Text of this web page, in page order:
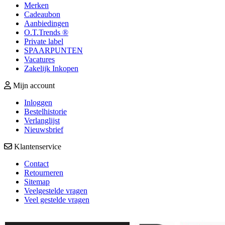
Merken
Cadeaubon
Aanbiedingen
O.T.Trends ®
Private label
SPAARPUNTEN
Vacatures
Zakelijk Inkopen
Mijn account
Inloggen
Bestelhistorie
Verlanglijst
Nieuwsbrief
Klantenservice
Contact
Retourneren
Sitemap
Veelgestelde vragen
Veel gestelde vragen